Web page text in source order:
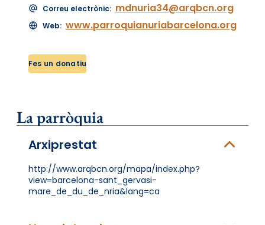
Correu electrònic: mdnuria34@arqbcn.org
Web: www.parroquianuriabarcelona.org
Fes un donatiu
La parròquia
Arxiprestat
http://www.arqbcn.org/mapa/index.php?
view=barcelona-sant_gervasi-
mare_de_du_de_nria&lang=ca